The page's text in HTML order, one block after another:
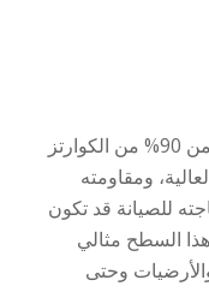
أسطح متعددة الاستخدامات مصنوعة من 90% من الكوارتز
ومقاومته
للصيانة قد تكون
السطح مثالي
وحتى